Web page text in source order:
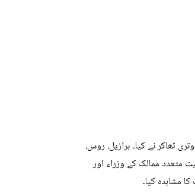
ٹھاکر نے کیا۔ برازیل، روس،
متعدد ممالک کے وزراء اور
مشاہدہ کیا۔